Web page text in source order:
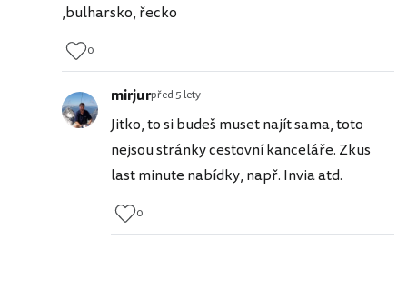
,bulharsko, řecko
0
mirjurpřed 5 lety
Jitko, to si budeš muset najít sama, toto
nejsou stránky cestovní kanceláře. Zkus
last minute nabídky, např. Invia atd.
0